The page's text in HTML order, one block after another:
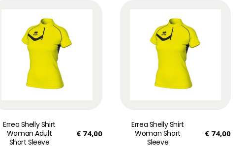
Errea Shelly Shirt
Woman Adult
Short Sleeve
€74,00
Errea Shelly Shirt
Woman Short
Sleeve
€74,00